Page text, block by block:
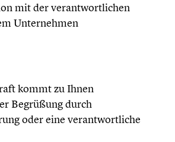
mit der verantwortlichen
Unternehmen
kommt zu Ihnen
Begrüßung durch
oder eine verantwortliche